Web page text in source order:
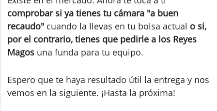
comprobar si ya tienes tu cámara "a buen
recaudo" cuando la llevas en tu bolsa actual o si,
por el contrario, tienes que pedirle a los Reyes
Magos una funda para tu equipo.
Espero que te haya resultado útil la entrega y nos
vemos en la siguiente. ¡Hasta la próxima!